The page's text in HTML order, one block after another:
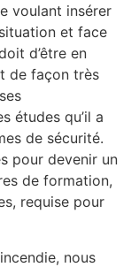
voulant insérer
et face
d’être en
de façon très
études qu’il a
de sécurité.
pour devenir un
de formation,
requise pour
nous